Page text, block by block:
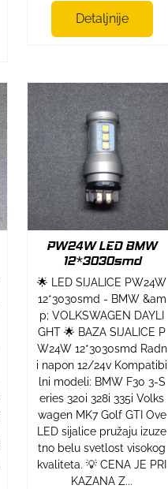
Detaljnije
PW24W LED BMW
12*3030smd
🌟 LED SIJALICE PW24W
12*3030smd - BMW &am
p; VOLKSWAGEN DAYLI
GHT 🌟 BAZA SIJALICE P
W24W 12*3030smd Radn
i napon 12/24v Kompatibi
lni modeli: BMW F30 3-S
eries 320i 328i 335i Volks
wagen MK7 Golf GTI Ove
LED sijalice pružaju izuze
tno belu svetlost visokog
kvaliteta. 💡 CENA JE PRI
KAZANA Z...